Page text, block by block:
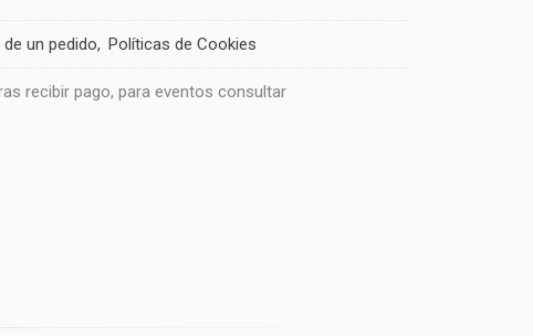
un pedido Políticas de Cookies
recibir pago, para eventos consultar